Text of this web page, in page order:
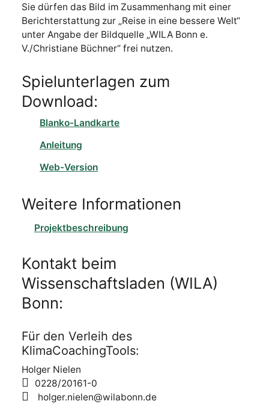
Sie dürfen das Bild im Zusammenhang mit einer
Berichterstattung zur „Reise in eine bessere Welt“
unter Angabe der Bildquelle „WILA Bonn e.
V./Christiane Büchner“ frei nutzen.
Spielunterlagen zum
Download:
Blanko-Landkarte
Anleitung
Web-Version
Weitere Informationen
Projektbeschreibung
Kontakt beim
Wissenschaftsladen (WILA)
Bonn:
Für den Verleih des
KlimaCoachingTools:
Holger Nielen
0228/20161-0
holger.nielen@wilabonn.de